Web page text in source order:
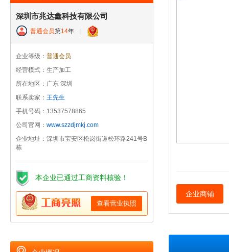
深圳市兆达鑫科技有限公司
普通会员第14年
企业等级： 普通会员
经营模式：生产加工
所在地区：广东 深圳
联系卖家： 王先生
手机号码：13537578865
公司官网： www.szzdjmkj.com
企业地址：深圳市宝安区松岗街道松环路241号B
栋
本企业已通过工商资料核验！
查看营业执照
企业商铺